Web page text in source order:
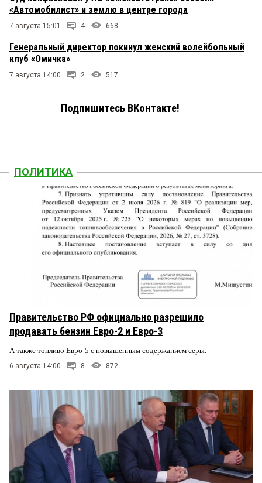
«Автомобилист» и землю в центре города
7 августа 15:01 4 668
Генеральный директор покинул женский волейбольный
клуб «Омичка»
7 августа 14:00 2 517
Подпишитесь ВКонтакте!
ПОЛИТИКА
Правительство РФ официально разрешило
продавать бензин Евро-2 и Евро-3
А также топливо Евро-5 с повышенным содержанием серы.
6 августа 14:00 8 872